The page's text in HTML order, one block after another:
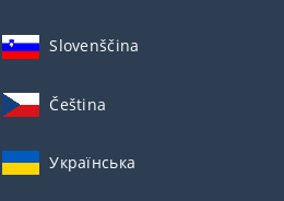
Slovenščina
Čeština
Українська